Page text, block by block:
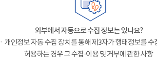
외부에서 자동으로 수집 정보는 있나요?
ㆍ개인정보 자동 수집 장치를 통해 제3자가 행태정보를 수
허용하는 경우 그 수집·이용 및 거부에 관한 사항